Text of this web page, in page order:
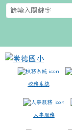
跳至主內容區
崇德國小
校務系統
人事服務